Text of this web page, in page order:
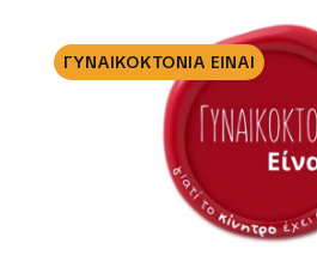
ΓΥΝΑΙΚΟΚΤΟΝΙΑ ΕΙΝΑΙ